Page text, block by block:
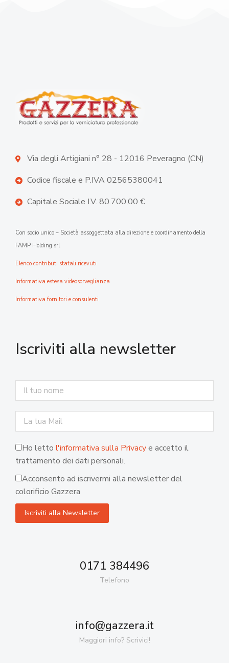
Via degli Artigiani n° 28 - 12016 Peveragno (CN)
Codice fiscale e P.IVA 02565380041
Capitale Sociale I.V. 80.700,00 €
Con socio unico – Società assoggettata alla direzione e coordinamento della
FAMP Holding srl
Elenco contributi statali ricevuti
Informativa estesa videosorveglianza
Informativa fornitori e consulenti
Iscriviti alla newsletter
Ho letto l'informativa sulla Privacye accetto il
trattamento dei dati personali.
Acconsento ad iscrivermi alla newsletter del
colorificio Gazzera
0171 384496
Telefono
info@gazzera.it
Maggiori info? Scrivici!